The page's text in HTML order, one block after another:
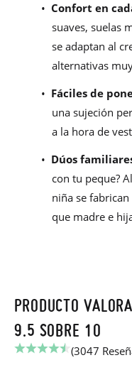
• Confort en
suaves, suelas
se adaptan al
alternativas
• Fáciles de
una sujeción
a la hora de
• Dúos
con tu peque?
niña se
que madre e
PRODUCTO
9.5 SOBRE 10
(3047